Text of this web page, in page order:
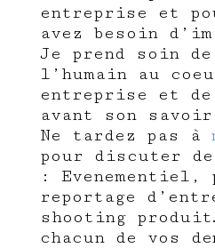
entreprise et
avez besoin
Je prend soin
l’humain au
entreprise et
avant son
Ne tardez pas à
pour discuter
:
reportage
shooting
chacun de vos